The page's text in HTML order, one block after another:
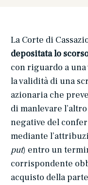
La Corte di
depositata lo
con riguardo a
la validità di una
azionaria che
di manlevare
negative del
mediante
put) entro un
corrispondente
acquisto della